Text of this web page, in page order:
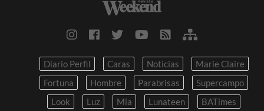
Diario Perfil Caras Noticias
Marie Claire
Fortuna
Hombre Parabrisas
Supercampo
Look
Luz Mia Lunateen BATimes